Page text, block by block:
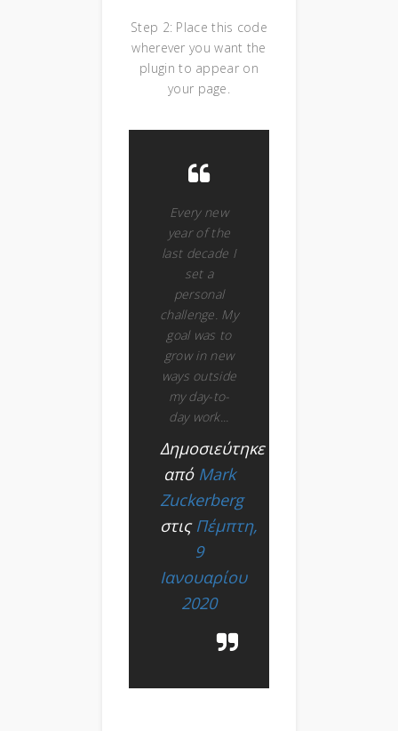
Step 2: Place this code
wherever you want the
plugin to appear on
your page.
Every new
year of the
last decade I
set a
personal
challenge. My
goal was to
grow in new
ways outside
my day-to-
day work...
Δημοσιεύτηκε
από Mark
Zuckerberg
στις Πέμπτη,
9
Ιανουαρίου
2020